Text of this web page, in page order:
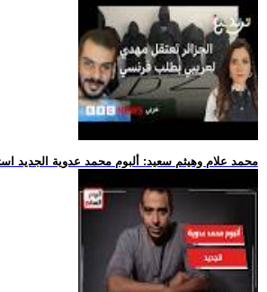
.. محمد علام وهيثم سعيد: ألبوم محمد عدوية الجديد